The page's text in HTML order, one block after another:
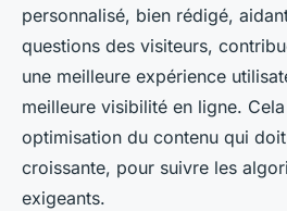
personnalisé, bien rédigé,
questions des visiteurs,
une meilleure expérience
meilleure visibilité en ligne.
optimisation du contenu qui
croissante, pour suivre les
exigeants.